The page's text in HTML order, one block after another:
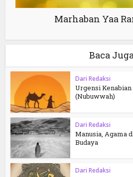
Marhaban Yaa
Baca
Dari Redaksi
Urgensi Kenabian
(Nubuwwah)
Dari Redaksi
Manusia, Agama
Budaya
Dari Redaksi